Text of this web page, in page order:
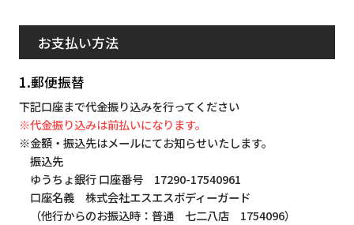
お支払い方法
1.郵便振替
下記口座まで代金振り込みを行ってください
※代金振り込みは前払いになります。
※金額・振込先はメールにてお知らせいたします。
振込先
ゆうちょ銀行 口座番号 17290-17540961
口座名義 株式会社エスエスボディーガード
（他行からのお振込時：普通 七二八店 1754096）